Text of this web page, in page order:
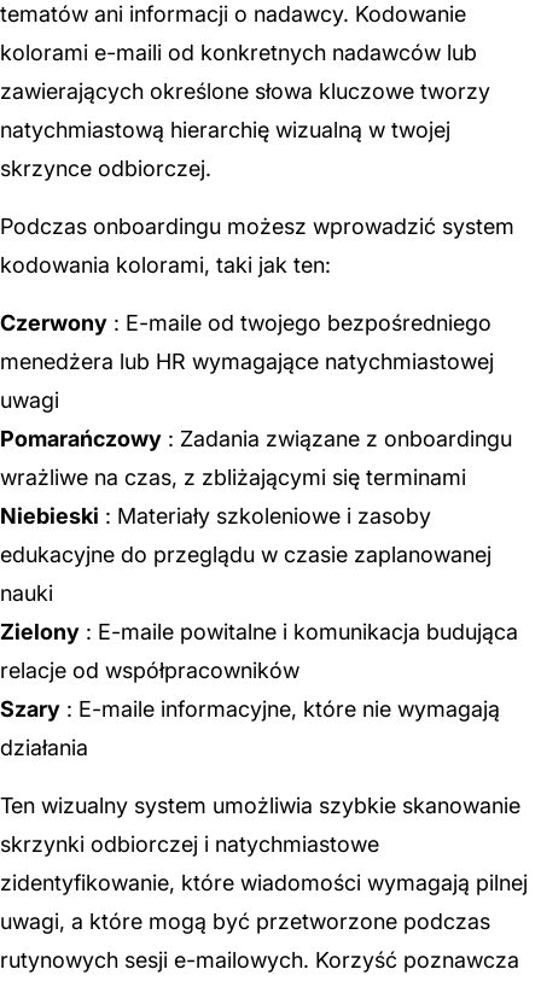
tematów ani informacji o nadawcy. Kodowanie
kolorami e-maili od konkretnych nadawców lub
zawierających określone słowa kluczowe tworzy
natychmiastową hierarchię wizualną w twojej
skrzynce odbiorczej.
Podczas onboardingu możesz wprowadzić system
kodowania kolorami, taki jak ten:
Czerwony : E-maile od twojego bezpośredniego
menedżera lub HR wymagające natychmiastowej
uwagi
Pomarańczowy : Zadania związane z onboardingu
wrażliwe na czas, z zbliżającymi się terminami
Niebieski : Materiały szkoleniowe i zasoby
edukacyjne do przeglądu w czasie zaplanowanej
nauki
Zielony : E-maile powitalne i komunikacja budująca
relacje od współpracowników
Szary : E-maile informacyjne, które nie wymagają
działania
Ten wizualny system umożliwia szybkie skanowanie
skrzynki odbiorczej i natychmiastowe
zidentyfikowanie, które wiadomości wymagają pilnej
uwagi, a które mogą być przetworzone podczas
rutynowych sesji e-mailowych. Korzyść poznawcza